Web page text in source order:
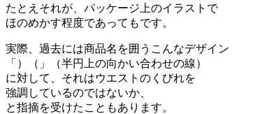
たとえそれが、パッケージ上のイラストで
ほのめかす程度であってもです。
実際、過去には商品名を囲うこんなデザイン
「）（」（半円上の向かい合わせの線）
に対して、それはウエストのくびれを
強調しているのではないか、
と指摘を受けたこともあります。